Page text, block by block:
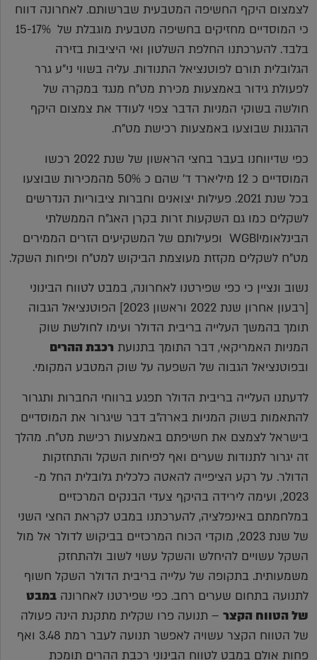
לצמצום היקף החשיפה המטבעית שברשותם. לאחרונה דווח
כי המוסדיים מחזיקים בחשיפה מטבעית מוגבלת של 15-17%
בלבד. להערכתנו החלפת השלטון ואי היציבות בזירה
הגלובלית תורם לפוטנציאל התנודות. עליה בשווי ני"ע גרר
לפעולת גידור באמצעות מכירת מט"ח מנגד במקרה של
חולשה בשוקי המניות הדבר צפוי לעודד את צמצום היקף
ההגנות שבוצעו באמצעות רכישת מט"ח.
כפי שדיווחנו בעבר בחצי הראשון של שנת 2022 רכשו
המוסדיים כ 12 מיליארד ד' שהם כ 50% מהמכירות שבוצעו
בכל שנת 2021. פעילות יצואנים וחברות ציבוריות הנדרשים
לשקלים כמו גם השקעות זרות בקרן האג"ח הממשלתי
הבינלאומיWGBI ופעילותם של המשקיעים הזרים הממירים
מט"ח לשקלים מקזזת מעוצמת הביקוש למט"ח ופיחות השקל.
נשוב ונציין כי כפי שפירטנו לאחרונה, במבט לטווח הבינוני
[רבעון אחרון שנת 2022 וראשון 2023] הפוטנציאל הגבוה
תומך בהמשך העלייה בריבית הדולר ועימו לחולשת שוק
המניות האמריקאי, דבר התומך בתנועת רכבת ההרים
ובפוטנציאל הגבוה של השפעה על שוק המטבע המקומי.
לדעתנו העלייה בריבית הדולר תפגע ברווחי החברות ותגרור
להתאמות בשוק המניות בארה"ב דבר שיגרור את המוסדיים
בישראל לצמצם את חשיפתם באמצעות רכישת מט"ח. מהלך
זה יגרור לתנודות שערים ואף לפיחות השקל והתחזקות
הדולר. על רקע הציפייה להאטה כלכלית גלובלית החל מ-
2023, ועימה לירידה בהיקף צעדי הבנקים המרכזיים
במלחמתם באינפלציה, להערכתנו במבט לקראת החצי השני
של שנת 2023, מוקדי הכוח המרכזיים בביקוש לדולר אל מול
השקל עשויים להיחלש והשקל עשוי לשוב ולהתחזק
משמעותית. בתקופה של עלייה בריבית הדולר השקל חשוף
לתנועה בתחום שערים רחב. כפי שפירטנו לאחרונה במבט
של הטווח הקצר – תנועה פרו שקלית מתקנת הינה פעולה
של הטווח הקצר עשויה לאפשר תנועה לעבר רמת 3.48 ואף
פחות אולם במבט לטווח הבינוני רכבת ההרים תומכת